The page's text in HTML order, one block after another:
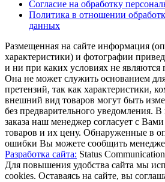
Согласие на обработку
Политика в отношении
данных
Размещенная на сайте информация
характеристики) и фотографии
и ни при каких условиях не являются
Она не может служить основанием
претензий, так как характеристики,
внешний вид товаров могут быть
без предварительного уведомления. В
заказа наш менеджер согласует с
товаров и их цену. Обнаруженные в
ошибки Вы можете сообщить
Разработка сайта: Status
Для повышения удобства сайта мы
cookies. Оставаясь на сайте, вы